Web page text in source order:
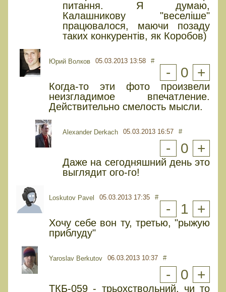
питання. Я думаю,
Калашникову "веселіше"
працювалося, маючи позаду
таких конкурентів, як Коробов)
Юрий Волков 05.03.2013 13:58 #
- 0 +
Когда-то эти фото произвели
неизгладимое впечатление.
Действительно смелость мысли.
Alexander Derkach 05.03.2013 16:57 #
- 0 +
Даже на сегодняшний день это
выглядит ого-го!
Loskutov Pavel 05.03.2013 17:35 #
- 1 +
Хочу себе вон ту, третью, "рыжую
приблуду"
Yaroslav Berkutov 06.03.2013 10:37 #
- 0 +
ТКБ-059 - трьохствольний, чи то